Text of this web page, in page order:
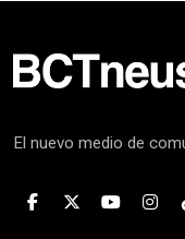
El nuevo medio de